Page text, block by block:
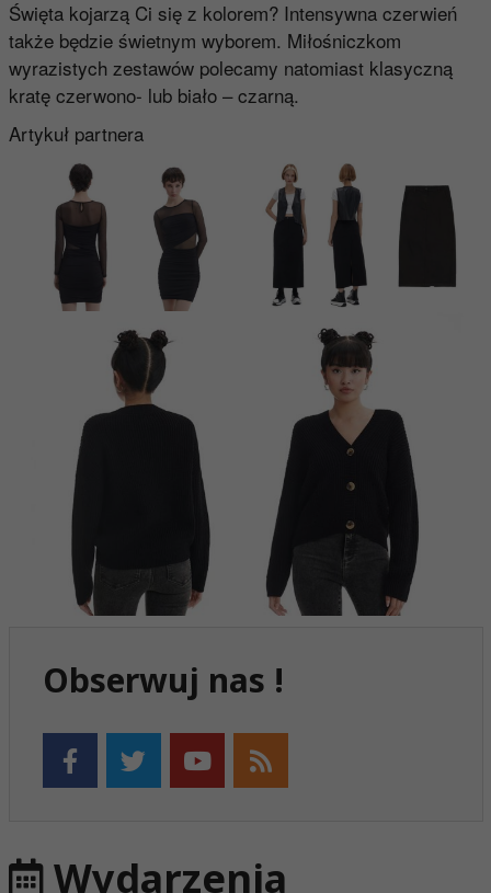
Święta kojarzą Ci się z kolorem? Intensywna czerwień
także będzie świetnym wyborem. Miłośniczkom
wyrazistych zestawów polecamy natomiast klasyczną
kratę czerwono- lub biało – czarną.
Artykuł partnera
Obserwuj nas !
Wydarzenia